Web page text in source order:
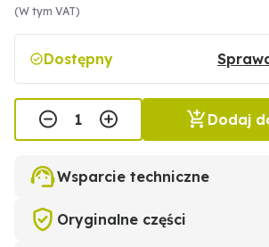
(W tym VAT)
Dostępny
Dodaj
Wsparcie techniczne
Oryginalne części